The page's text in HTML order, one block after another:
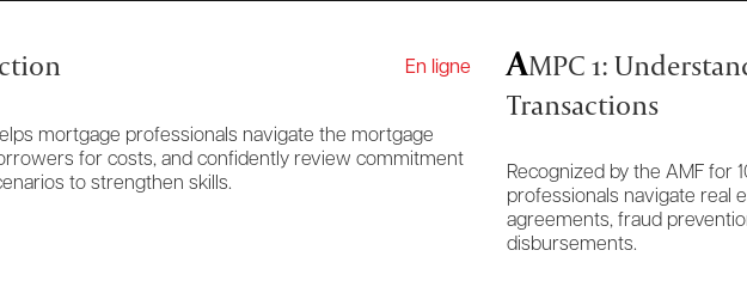
En ligne
mortgage professionals navigate the mortgage
for costs, and confidently review commitment
to strengthen skills.
AMPC 1:
Transactions
Recognized by the AMF for
professionals navigate real
agreements, fraud
disbursements.